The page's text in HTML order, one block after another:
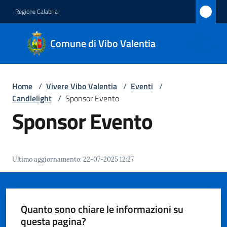
Regione Calabria
Comune di Vibo Valentia
Comune
di Vibo
Valentia
Novità
Servizi
Vivere
Vibo
Valentia
Home / Vivere Vibo Valentia / Eventi /
Candlelight / Sponsor Evento
Sponsor Evento
Ultimo aggiornamento:22-07-2025 12:27
Quanto sono chiare le informazioni su
questa pagina?